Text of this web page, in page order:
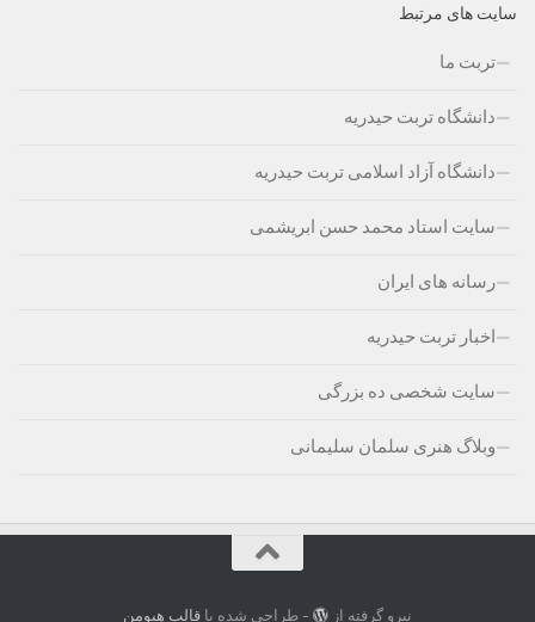
سایت های مرتبط
تربت ما
دانشگاه تربت حیدریه
دانشگاه آزاد اسلامی تربت حیدریه
سایت استاد محمد حسن ابریشمی
رسانه های ایران
اخبار تربت حیدریه
سایت شخصی ده بزرگی
وبلاگ هنری سلمان سلیمانی
نیرو گرفته از - طراحی شده باقالب هیومن